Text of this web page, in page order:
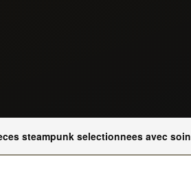
steampunk selectionnees avec soin